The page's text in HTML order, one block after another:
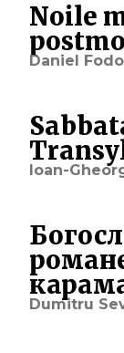
Noile
Daniel
Ioan-
Dumitru